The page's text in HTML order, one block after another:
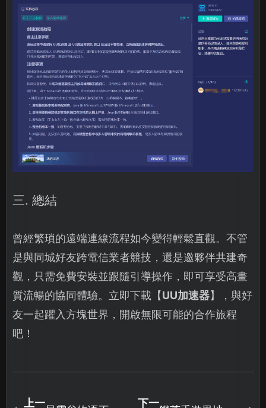
三. 總結
曾經繁瑣的遠端連線流程如今變得輕鬆直觀。不管
是與同城好友跨電信業者競技，還是邀夥伴共建奇
觀，只需免費安裝並跟隨引導操作，即可享受高畫
質流暢的協同體驗。立即下載【UU加速器】，與好
友一起躍入方塊世界，開啟無限可能的合作旅程
吧！
上一 下一